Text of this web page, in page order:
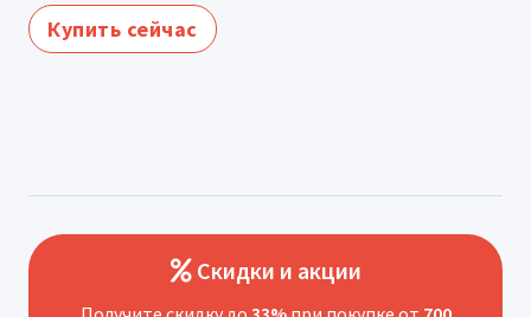
Купить сейчас
Скидки и акции